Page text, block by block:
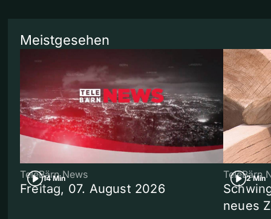
Meistgesehen
14 Min
TeleBärn News
Freitag, 07. August 2026
2 Min
TeleBärn
neues